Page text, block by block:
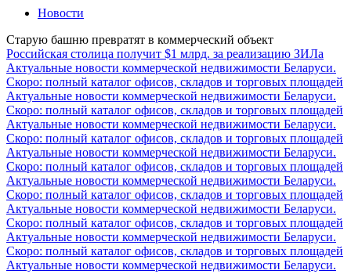
Новости
Старую башню превратят в коммерческий объект
Российская столица получит $1 млрд. за реализацию ЗИЛа
Актуальные новости коммерческой недвижимости Беларуси.
Скоро: полный каталог офисов, складов и торговых площадей
Актуальные новости коммерческой недвижимости Беларуси.
Скоро: полный каталог офисов, складов и торговых площадей
Актуальные новости коммерческой недвижимости Беларуси.
Скоро: полный каталог офисов, складов и торговых площадей
Актуальные новости коммерческой недвижимости Беларуси.
Скоро: полный каталог офисов, складов и торговых площадей
Актуальные новости коммерческой недвижимости Беларуси.
Скоро: полный каталог офисов, складов и торговых площадей
Актуальные новости коммерческой недвижимости Беларуси.
Скоро: полный каталог офисов, складов и торговых площадей
Актуальные новости коммерческой недвижимости Беларуси.
Скоро: полный каталог офисов, складов и торговых площадей
Актуальные новости коммерческой недвижимости Беларуси.